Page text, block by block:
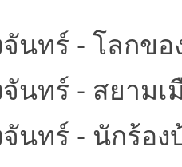
นทร์ - โลกขอ
นทร์ - สยามเ
นทร์ - นักร้อ